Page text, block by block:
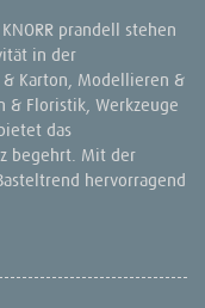
prandell stehen
in der
& Karton, Modellieren &
& Floristik, Werkzeuge
das
begehrt. Mit der
hervorragend